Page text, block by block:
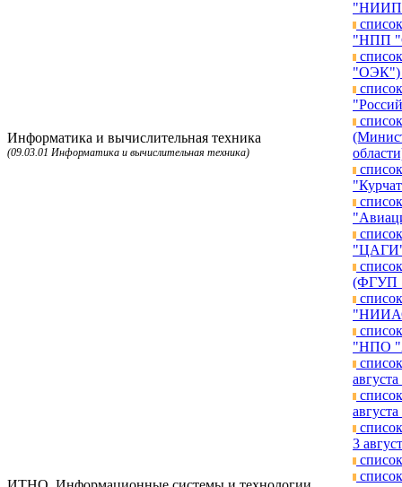
Информатика и вычислительная техника
(09.03.01 Информатика и вычислительная техника)
"НИИП
"НПП
"ОЭК")
"ЦАГИ")
(ФГУП
"НПО
3